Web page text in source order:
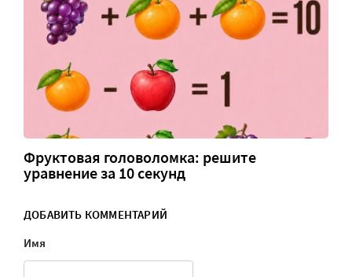
Фруктовая головоломка: решите
уравнение за 10 секунд
ДОБАВИТЬ КОММЕНТАРИЙ
Имя